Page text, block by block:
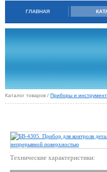
ГЛАВНАЯ
Каталог товаров / Приборы и
Технические характеристики: